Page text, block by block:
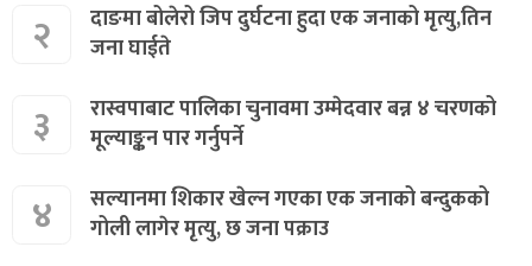
२
दाङमा बोलेरो जिप दुर्घटना हुदा एक जनाको मृत्यु,तिन
जना घाईते
३
रास्वपाबाट पालिका चुनावमा उम्मेदवार बन्न ४ चरणको
मूल्याङ्कन पार गर्नुपर्ने
४
सल्यानमा शिकार खेल्न गएका एक जनाको बन्दुकको
गोली लागेर मृत्यु, छ जना पक्राउ